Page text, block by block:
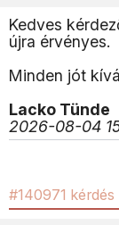
Kedves
újra érvényes.
Minden jót
Lacko Tünde
2026-08-04
#140971 kérdés